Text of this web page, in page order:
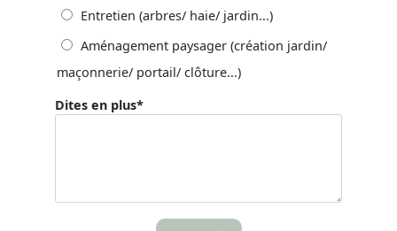
Entretien (arbres/ haie/ jardin...)
maçonnerie/ portail/ clôture...)
Dites en plus*